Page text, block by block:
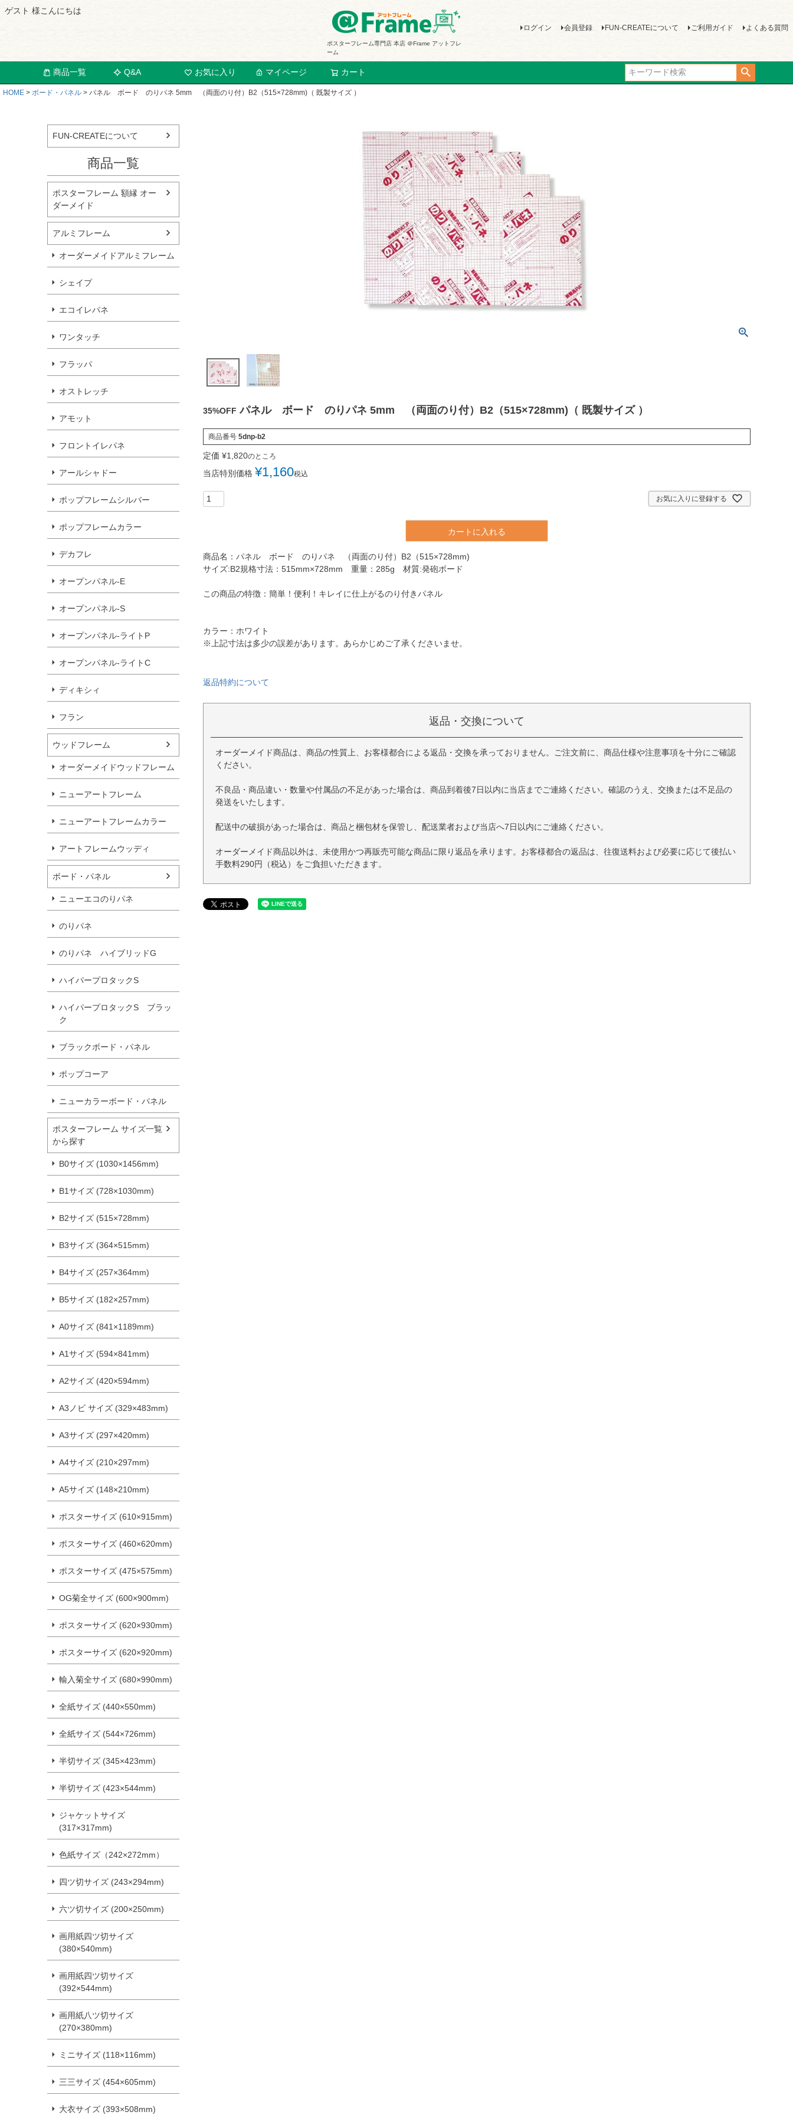
ゲスト 様こんにちは
ポスターフレーム専門店 本店 ＠Frame アットフレ
ーム
ログイン 会員登録 FUN-CREATEについて ご利用ガイド よくある質問
商品一覧 Q&A お気に入り マイページ カート
HOME ボード・パネル パネル ボード のりパネ 5mm （両面のり付）B2（515×728mm)（ 既製サイズ ）
FUN-CREATEについて
商品一覧
ポスターフレーム 額縁 オー
ダーメイド
アルミフレーム
オーダーメイドアルミフレーム
シェイプ
エコイレパネ
ワンタッチ
フラッパ
オストレッチ
アモット
フロントイレパネ
アールシャドー
ポップフレームシルバー
ポップフレームカラー
デカフレ
オープンパネル-E
オープンパネル-S
オープンパネル-ライトP
オープンパネル-ライトC
ディキシィ
フラン
ウッドフレーム
オーダーメイドウッドフレーム
ニューアートフレーム
ニューアートフレームカラー
アートフレームウッディ
ボード・パネル
ニューエコのりパネ
のりパネ
のりパネ ハイブリッドG
ハイパープロタックS
ハイパープロタックS ブラッ
ク
ブラックボード・パネル
ポップコーア
ニューカラーボード・パネル
ポスターフレーム サイズ一覧
から探す
B0サイズ (1030×1456mm)
B1サイズ (728×1030mm)
B2サイズ (515×728mm)
B3サイズ (364×515mm)
B4サイズ (257×364mm)
B5サイズ (182×257mm)
A0サイズ (841×1189mm)
A1サイズ (594×841mm)
A2サイズ (420×594mm)
A3ノビ サイズ (329×483mm)
A3サイズ (297×420mm)
A4サイズ (210×297mm)
A5サイズ (148×210mm)
ポスターサイズ (610×915mm)
ポスターサイズ (460×620mm)
ポスターサイズ (475×575mm)
OG菊全サイズ (600×900mm)
ポスターサイズ (620×930mm)
ポスターサイズ (620×920mm)
輸入菊全サイズ (680×990mm)
全紙サイズ (440×550mm)
全紙サイズ (544×726mm)
半切サイズ (345×423mm)
半切サイズ (423×544mm)
ジャケットサイズ
(317×317mm)
色紙サイズ（242×272mm）
四ツ切サイズ (243×294mm)
六ツ切サイズ (200×250mm)
画用紙四ツ切サイズ
(380×540mm)
画用紙四ツ切サイズ
(392×544mm)
画用紙八ツ切サイズ
(270×380mm)
ミニサイズ (118×116mm)
三三サイズ (454×605mm)
大衣サイズ (393×508mm)
35%OFF パネル ボード のりパネ 5mm （両面のり付）B2（515×728mm)（ 既製サイズ ）
商品番号 5dnp-b2
定価 ¥1,820のところ
当店特別価格 ¥1,160税込
お気に入りに登録する
カートに入れる
商品名：パネル ボード のりパネ （両面のり付）B2（515×728mm)
サイズ:B2規格寸法：515mm×728mm 重量：285g 材質:発砲ボード
この商品の特徴：簡単！便利！キレイに仕上がるのり付きパネル
カラー：ホワイト
※上記寸法は多少の誤差があります。あらかじめご了承くださいませ。
返品特約について
返品・交換について
オーダーメイド商品は、商品の性質上、お客様都合による返品・交換を承っておりません。ご注文前に、商品仕様や注意事項を十分にご確認
ください。
不良品・商品違い・数量や付属品の不足があった場合は、商品到着後7日以内に当店までご連絡ください。確認のうえ、交換または不足品の
発送をいたします。
配送中の破損があった場合は、商品と梱包材を保管し、配送業者および当店へ7日以内にご連絡ください。
オーダーメイド商品以外は、未使用かつ再販売可能な商品に限り返品を承ります。お客様都合の返品は、往復送料および必要に応じて後払い
手数料290円（税込）をご負担いただきます。